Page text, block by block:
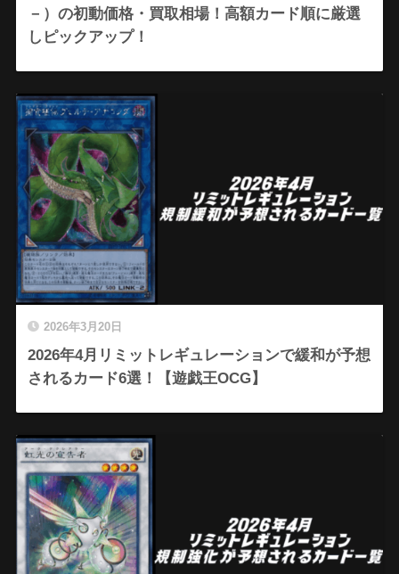
－）の初動価格・買取相場！高額カード順に厳選
しピックアップ！
2026年3月20日
2026年4月リミットレギュレーションで緩和が予想
されるカード6選！【遊戯王OCG】